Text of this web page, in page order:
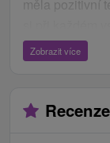
měla pozitivní
zároveň, aby
Pokud host
hosta v tomto
Zobrazit více
Recenze